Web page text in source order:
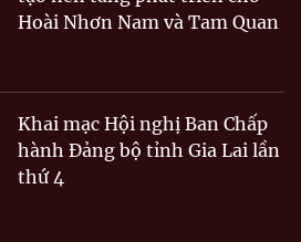
Hoài Nhơn Nam và Tam Quan
Khai mạc Hội nghị Ban Chấp
hành Đảng bộ tỉnh Gia Lai lần
thứ 4